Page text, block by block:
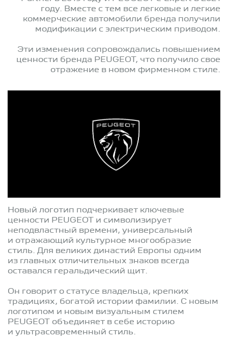
году. Вместе с тем все легковые и легкие
коммерческие автомобили бренда получили
модификации с электрическим приводом.
Эти изменения сопровождались повышением
ценности бренда PEUGEOT, что получило свое
отражение в новом фирменном стиле.
Новый логотип подчеркивает ключевые
ценности PEUGEOT и символизирует
неподвластный времени, универсальный
и отражающий культурное многообразие
стиль. Для великих династий Европы одним
из главных отличительных знаков всегда
оставался геральдический щит.
Он говорит о статусе владельца, крепких
традициях, богатой истории фамилии. С новым
логотипом и новым визуальным стилем
PEUGEOT объединяет в себе историю
и ультрасовременный стиль.